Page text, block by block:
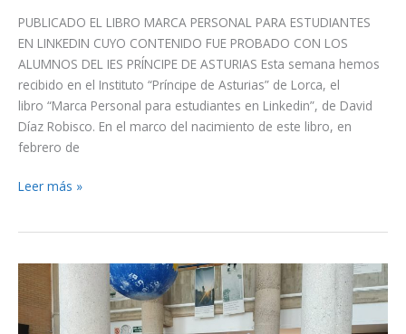
PUBLICADO EL LIBRO MARCA PERSONAL PARA ESTUDIANTES
EN LINKEDIN CUYO CONTENIDO FUE PROBADO CON LOS
ALUMNOS DEL IES PRÍNCIPE DE ASTURIAS Esta semana hemos
recibido en el Instituto “Príncipe de Asturias” de Lorca, el
libro “Marca Personal para estudiantes en Linkedin”, de David
Díaz Robisco. En el marco del nacimiento de este libro, en
febrero de
Leer más »